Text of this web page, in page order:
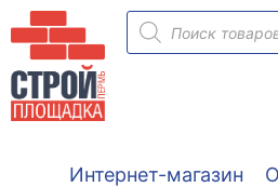
Перейти
содержимому
Поиск
товаров
Интернет-магазин